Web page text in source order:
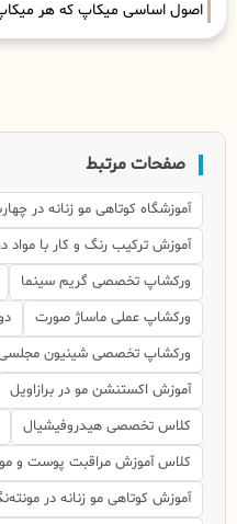
اصول اساسی میکاپ که هر
صفحات مرتبط
آموزشگاه کوتاهی مو زنانه در
آموزش ترکیب رنگ و کار با مواد
ورکشاپ تخصصی گریم سینما
ورکشاپ عملی ماساژ صورت
ورکشاپ تخصصی شینیون
آموزش اکستنشن مو در برازاویل
کلاس تخصصی هیدروفیشیال
کلاس آموزش مراقبت پوست و مو
آموزش کوتاهی مو زنانه در